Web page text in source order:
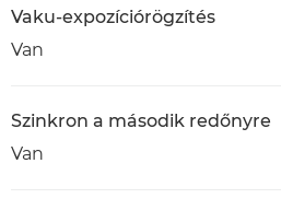
Vaku-expozíciórögzítés
Van
Szinkron a második redőnyre
Van